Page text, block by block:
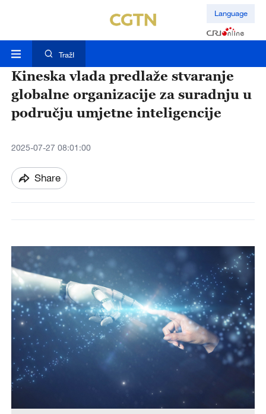
Language
TražI
Kineska vlada predlaže stvaranje
globalne organizacije za suradnju u
području umjetne inteligencije
2025-07-27 08:01:00
Share